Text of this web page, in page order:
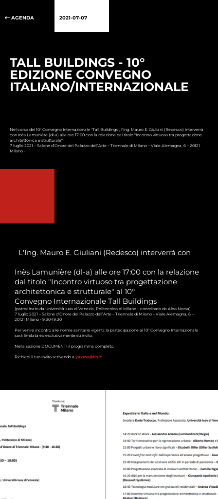
AGENDA 2021-07-07
TALL BUILDINGS - 10°
EDIZIONE CONVEGNO
ITALIANO/INTERNAZIONALE
Nel corso del 10° Convegno Internazionale "Tall Buildings", l'Ing. Mauro E. Giuliani (Redesco) interverrà
con Inès Lamunière (dl-a) alle ore 17:00 con la relazione dal titolo "Incontro virtuoso tra progettazione
architettonica e strutturale"
7 luglio 2021 – Salone d’Onore del Palazzo dell’Arte – Triennale di Milano – Viale Alemagna, 6 – 20121
Milano -
L'Ing. Mauro E. Giuliani (Redesco) interverrà con
Inès Lamunière (dl-a) alle ore 17:00 con la relazione
dal titolo "Incontro virtuoso tra progettazione
architettonica e strutturale" al 10°
Convegno Internazionale Tall Buildings
(patrocinato da Università Iuav di Venezia, Politecnico di Milano – coordinato da Aldo Norsa)
7 luglio 2021 – Salone d’Onore del Palazzo dell’Arte – Triennale di Milano – Viale Alemagna, 6 –
20121 Milano - 9:30-19:30
Per venire incontro alle norme sanitarie vigenti, la partecipazione al 10° Convegno Internazionale
sarà limitata ed esclusivamente su invito.
Nella sezione DOCUMENTI il programma completo.
Richiedi il tuo invito scrivendo a yaxmo@tin.it